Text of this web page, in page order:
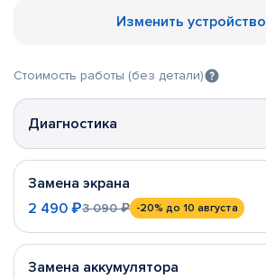
Изменить устройство
Стоимость работы (без детали)
Диагностика
Замена экрана
2 490 ₽3 090 ₽ -20% до 10 августа
Замена аккумулятора